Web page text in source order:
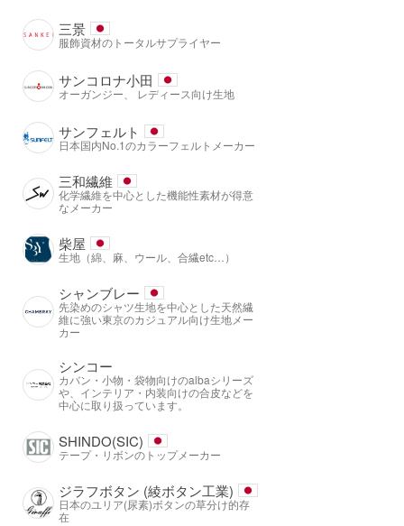
三景
服飾資材のトータルサプライヤー
サンコロナ小田
オーガンジー、 レディース向け生地
サンフェルト
日本国内No.1のカラーフェルトメーカー
三和繊維
化学繊維を中心とした機能性素材が得意
なメーカー
柴屋
生地（綿、麻、ウール、合繊etc…）
シャンブレー
先染めのシャツ生地を中心とした天然繊
維に強い東京のカジュアル向け生地メー
カー
シンコー
カバン・小物・袋物向けのalbaシリーズ
や、インテリア・内装向けの合皮などを
中心に取り扱っています。
SHINDO(SIC)
テープ・リボンのトップメーカー
ジラフボタン (綾ボタン工業)
日本のユリア(尿素)ボタンの草分け的存
在